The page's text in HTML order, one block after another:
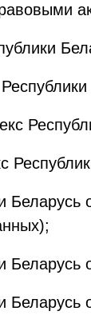
Беларусь